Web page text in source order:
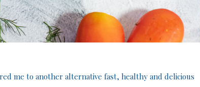
me to another alternative fast, healthy and delicious